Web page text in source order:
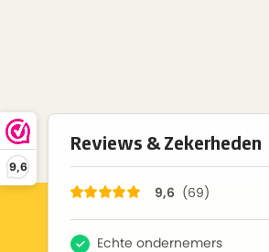
9,6